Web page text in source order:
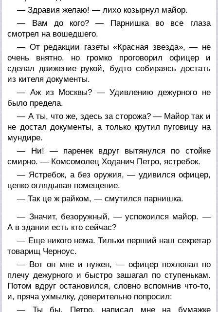
— Здравия желаю! — лихо козырнул майор.
— Вам до кого? — Парнишка во все глаза
смотрел на вошедшего.
— От редакции газеты «Красная звезда», — не
очень внятно, но громко проговорил офицер и
сделал движение рукой, будто собираясь достать
из кителя документы.
— Аж из Москвы? — Удивлению дежурного не
было предела.
— А ты, что же, здесь за сторожа? — Майор так и
не достал документы, а только крутил пуговицу на
мундире.
— Ни! — паренек вдруг вытянулся по стойке
смирно. — Комсомолец Ходанич Петро, ястребок.
— Ястребок, а без оружия, — удивился офицер,
цепко оглядывая помещение.
— Так це ж райком, — смутился парнишка.
— Значит, безоружный, — успокоился майор. —
А в здании есть кто сейчас?
— Еще никого нема. Тильки перший наш секретар
товарищ Черноус.
— Вот он мне и нужен, — офицер похлопал по
плечу дежурного и быстро зашагал по ступенькам.
Потом вдруг остановился, словно вспомнив что-то,
и, пряча ухмылку, доверительно попросил:
— Ты бы, Петро, написал мне на бумажке